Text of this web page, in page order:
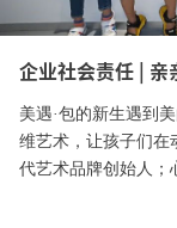
企业社会责任 | 亲
美遇·包的新生遇到
维艺术，让孩子们在
代艺术品牌创始人；